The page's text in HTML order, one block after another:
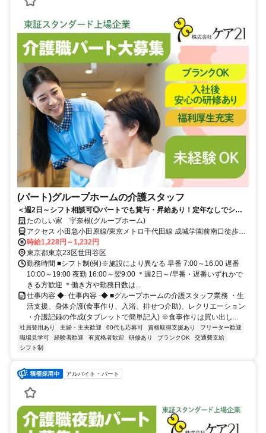
(パート)グループホームの介護スタッフ
＜週2日～シフト相談可◎パートでも賞与・昇給あり！定年なしでシニ
アも活躍中＞東証スタンダード上場企業だから安心。少人数制で一人ひ
とりに寄り添えるグループホーム
たのしい家 宇奈根(グループホーム)
アクセス 小田急小田原線/東京メトロ千代田線 成城学園前南口徒歩約
30分、東急大井町線 二子玉川西口徒歩約31分、東急田園都市線 二子
玉川西口徒歩約31分 東急バス「宇奈根ハンカチ公園」から徒歩約2分
時給1,228円～1,232円
東京都東京23区世田谷区
勤務時間 ■シフト制(例)※施設により異なる 早番 7:00～16:00 遅番
10:00～19:00 夜勤 16:00～翌9:00 ＊週2日～/早番・遅番いずれかで
きる方歓迎 ＊働き方や勤務日数は...
仕事内容 ◆- 仕事内容 -◆ ■グループホームの介護スタッフ業務 ・生
活支援、身体介護(食事作り、入浴、排せつ介助)、レクリエーション
・介護記録の作成(タブレットで簡単記入) ※食事作りは買い出し...
社員登用あり 主婦・主夫歓迎 60代も応募可 資格取得支援あり
フリーター歓迎
職場見学可
経験者歓迎 有資格者歓迎 研修あり ブランクOK
交通費支給
シフト制
アルバイト・パート